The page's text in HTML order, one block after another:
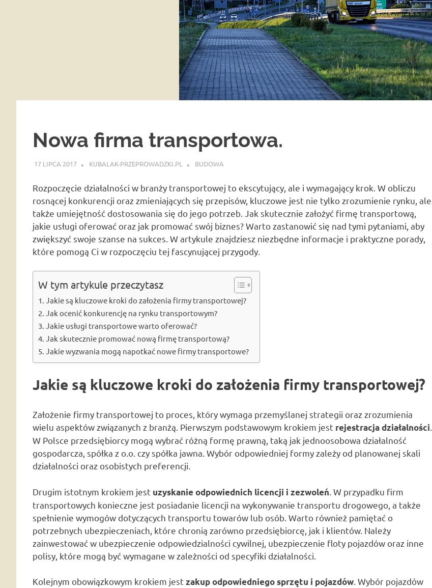
Nowa firma transportowa.
17 LIPCA 2017 KUBALAK-PRZEPROWADZKI.PL BUDOWA
Rozpoczęcie działalności w branży transportowej to ekscytujący, ale i wymagający krok. W obliczu
rosnącej konkurencji oraz zmieniających się przepisów, kluczowe jest nie tylko zrozumienie rynku, ale
także umiejętność dostosowania się do jego potrzeb. Jak skutecznie założyć firmę transportową,
jakie usługi oferować oraz jak promować swój biznes? Warto zastanowić się nad tymi pytaniami, aby
zwiększyć swoje szanse na sukces. W artykule znajdziesz niezbędne informacje i praktyczne porady,
które pomogą Ci w rozpoczęciu tej fascynującej przygody.
W tym artykule przeczytasz
Jakie są kluczowe kroki do założenia firmy transportowej?
Jak ocenić konkurencję na rynku transportowym?
Jakie usługi transportowe warto oferować?
Jak skutecznie promować nową firmę transportową?
Jakie wyzwania mogą napotkać nowe firmy transportowe?
Jakie są kluczowe kroki do założenia firmy transportowej?
Założenie firmy transportowej to proces, który wymaga przemyślanej strategii oraz zrozumienia
wielu aspektów związanych z branżą. Pierwszym podstawowym krokiem jest rejestracja działalności.
W Polsce przedsiębiorcy mogą wybrać różną formę prawną, taką jak jednoosobowa działalność
gospodarcza, spółka z o.o. czy spółka jawna. Wybór odpowiedniej formy zależy od planowanej skali
działalności oraz osobistych preferencji.
Drugim istotnym krokiem jest uzyskanie odpowiednich licencji i zezwoleń . W przypadku firm
transportowych konieczne jest posiadanie licencji na wykonywanie transportu drogowego, a także
spełnienie wymogów dotyczących transportu towarów lub osób. Warto również pamiętać o
potrzebnych ubezpieczeniach, które chronią zarówno przedsiębiorcę, jak i klientów. Należy
zainwestować w ubezpieczenie odpowiedzialności cywilnej, ubezpieczenie floty pojazdów oraz inne
polisy, które mogą być wymagane w zależności od specyfiki działalności.
Kolejnym obowiązkowym krokiem jestzakup odpowiedniego sprzętu i pojazdów. Wybór pojazdów